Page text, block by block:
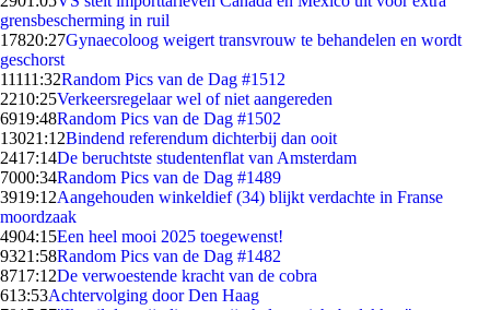
grensbescherming in ruil
17820:27Gynaecoloog weigert transvrouw te behandelen en wordt
geschorst
11111:32Random Pics van de Dag #1512
2210:25Verkeersregelaar wel of niet aangereden
6919:48Random Pics van de Dag #1502
13021:12Bindend referendum dichterbij dan ooit
2417:14De beruchtste studentenflat van Amsterdam
7000:34Random Pics van de Dag #1489
3919:12Aangehouden winkeldief (34) blijkt verdachte in Franse
moordzaak
4904:15Een heel mooi 2025 toegewenst!
9321:58Random Pics van de Dag #1482
8717:12De verwoestende kracht van de cobra
613:53Achtervolging door Den Haag